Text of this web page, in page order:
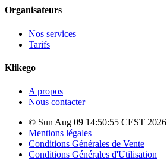
Organisateurs
Nos services
Tarifs
Klikego
A propos
Nous contacter
© Sun Aug 09 14:50:55 CEST
Mentions légales
Conditions Générales de Vente
Conditions Générales d'Utilisation